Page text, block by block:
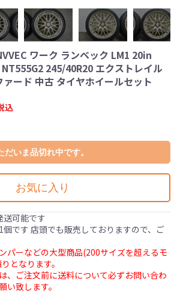
ワーク ランベック LM1 20in
245/40R20 エクストレイル
ード 中古 タイヤホイールセット
込
だいま品切れ中です。
お気に入り
送可能です
です 店頭でも販売しておりますので、ご
パーなどの大型商品(200サイズを超えるモ
となります。
、ご注文前に送料について必ずお問い合わ
い致します。